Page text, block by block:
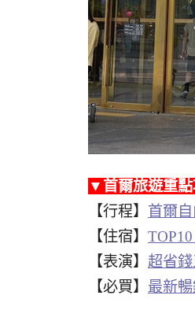
▼首爾旅遊重
【行程】 首爾
【住宿】
【表演】 超省
【必買】 最新